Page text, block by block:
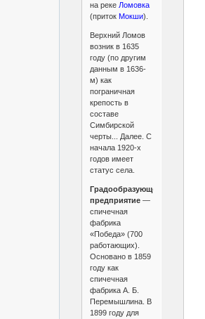
на реке Ломовка
(приток Мокши).
Верхний Ломов
возник в 1635
году (по другим
данным в 1636-
м) как
пограничная
крепость в
составе
Симбирской
черты... Далее. С
начала 1920-х
годов имеет
статус села.
Градообразующее
предприятие —
спичечная
фабрика
«Победа»(700
работающих).
Основано в 1859
году как
спичечная
фабрика А. Б.
Перемышлина. В
1899 году для